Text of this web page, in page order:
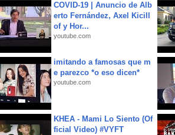
COVID-19 | Anuncio de Alb
erto Fernández, Axel Kicill
of y Hor...
youtube.com
imitando a famosas que m
e parezco *o eso dicen*
youtube.com
KHEA - Mami Lo Siento (Of
ficial Video) #VYFT